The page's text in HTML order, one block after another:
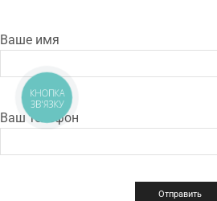
Ваше имя
Ваш телефон
КНОПКА
ЗВ'ЯЗКУ